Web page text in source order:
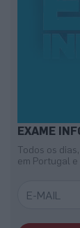
EXAME
Todos os
em Portugal